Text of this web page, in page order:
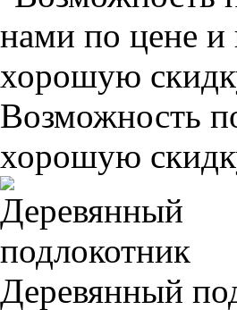
Возможность
хорошую
Деревянный